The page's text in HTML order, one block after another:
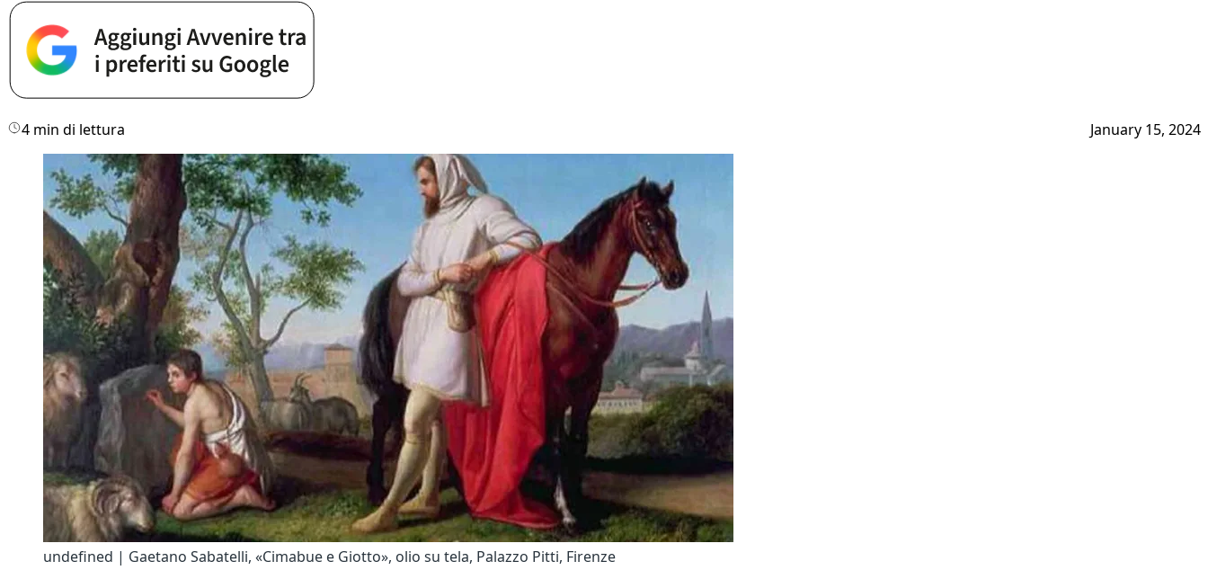
4 min di lettura January 15, 2024
undefined | Gaetano Sabatelli, «Cimabue e Giotto», olio su tela, Palazzo Pitti, Firenze